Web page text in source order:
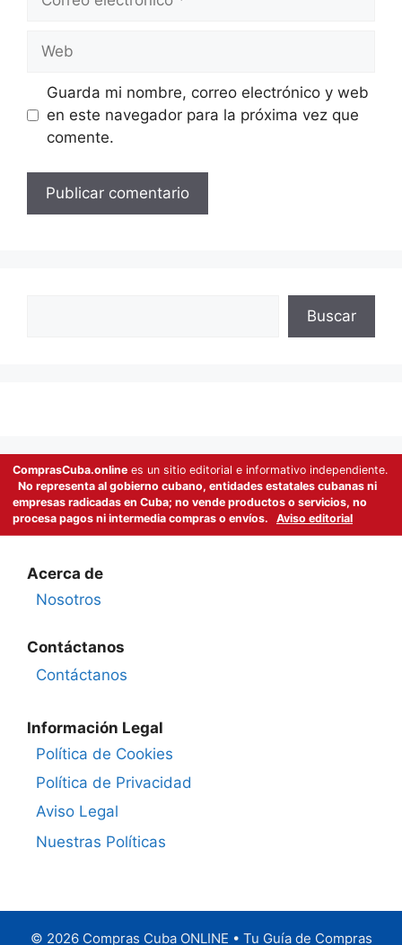
Web
Guarda mi nombre, correo electrónico y web
en este navegador para la próxima vez que
comente.
Buscar
ComprasCuba.online es un sitio editorial e informativo independiente.
No representa al gobierno cubano, entidades estatales cubanas ni
empresas radicadas en Cuba; no vende productos o servicios, no
procesa pagos ni intermedia compras o envíos.
Aviso editorial
Acerca de
Nosotros
Contáctanos
Contáctanos
Información Legal
Política de Cookies
Política de Privacidad
Aviso Legal
Nuestras Políticas
© 2026 Compras Cuba ONLINE • Tu Guía de Compras